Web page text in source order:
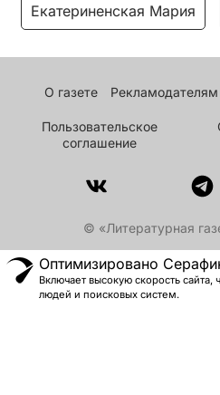
Екатериненская Мария
О газете Рекламодателям
Пользовательское
соглашение
© «Литературная
Оптимизировано
Включает высокую скорость
людей и поисковых систем.